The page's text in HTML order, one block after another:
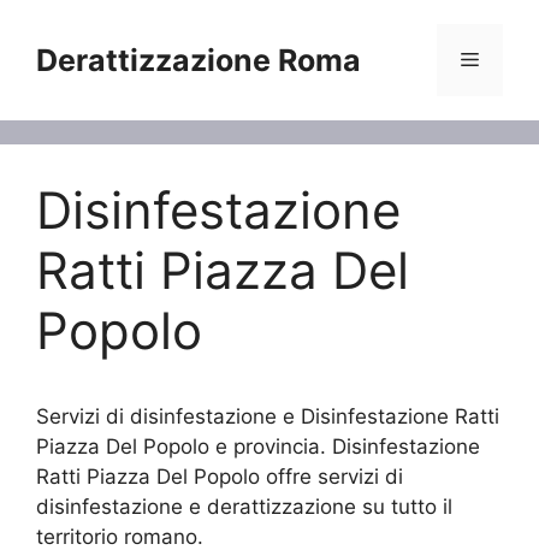
contenuto
Derattizzazione Roma Menu
Disinfestazione
Ratti Piazza Del
Popolo
Servizi di disinfestazione e Disinfestazione Ratti
Piazza Del Popolo e provincia. Disinfestazione
Ratti Piazza Del Popolo offre servizi di
disinfestazione e derattizzazione su tutto il
territorio romano.